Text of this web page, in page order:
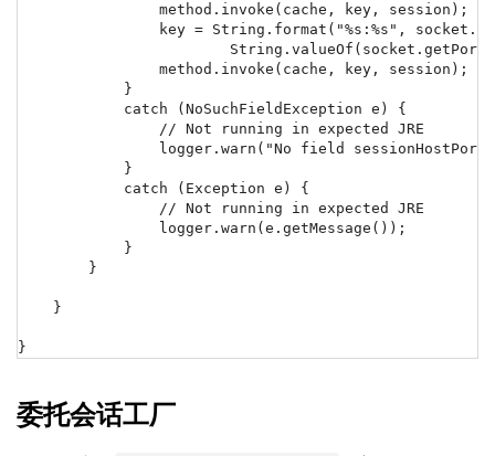
                method.invoke(cache, key, session);
key = String.format("%s:%s",
                method.invoke(cache, key, session);
            }
            catch (NoSuchFieldException e) {
                // Not running in expected JRE
logger.warn("No field
            }
            catch (Exception e) {
                // Not running in expected JRE
                logger.warn(e.getMessage());
            }
        }
    }
}
委托会话工厂